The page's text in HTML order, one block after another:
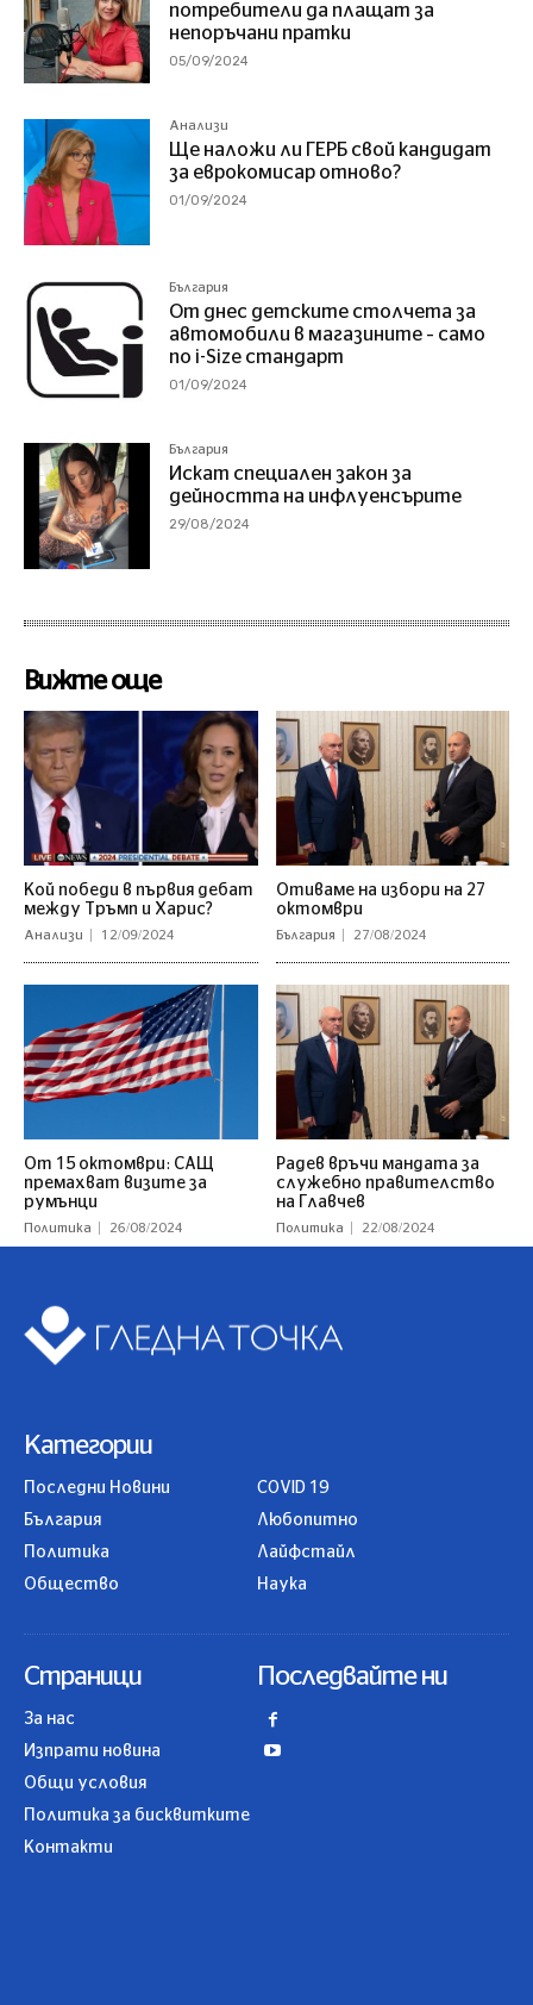
потребители да плащат за
непоръчани пратки
05/09/2024
Анализи
Ще наложи ли ГЕРБ свой кандидат
за еврокомисар отново?
01/09/2024
България
От днес детските столчета за
автомобили в магазините – само
по i-Size стандарт
01/09/2024
България
Искат специален закон за
дейността на инфлуенсърите
29/08/2024
Вижте още
Кой победи в първия дебат
между Тръмп и Харис?
Анализи 12/09/2024
Отиваме на избори на 27
октомври
България 27/08/2024
От 15 октомври: САЩ
премахват визите за
румънци
Политика 26/08/2024
Радев връчи мандата за
служебно правителство
на Главчев
Политика 22/08/2024
Категории
Последни Новини
България
Политика
Общество
COVID 19
Любопитно
Лайфстайл
Наука
Страници
За нас
Изпрати новина
Общи условия
Политика за бисквитките
Контакти
Последвайте ни